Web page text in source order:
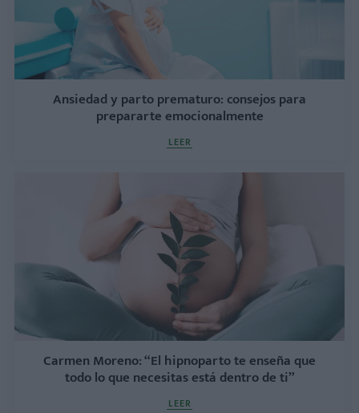
Ansiedad y parto prematuro: consejos para
prepararte emocionalmente
LEER
Carmen Moreno: “El hipnoparto te enseña que
todo lo que necesitas está dentro de ti”
LEER